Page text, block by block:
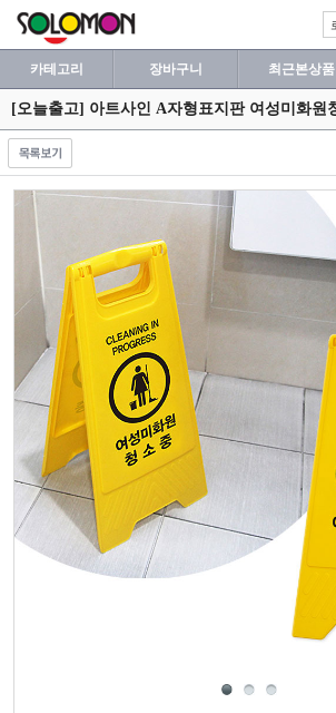
카테고리 장바구니 최근본상품
[오늘출고] 아트사인 A자형표지판 여성미화원